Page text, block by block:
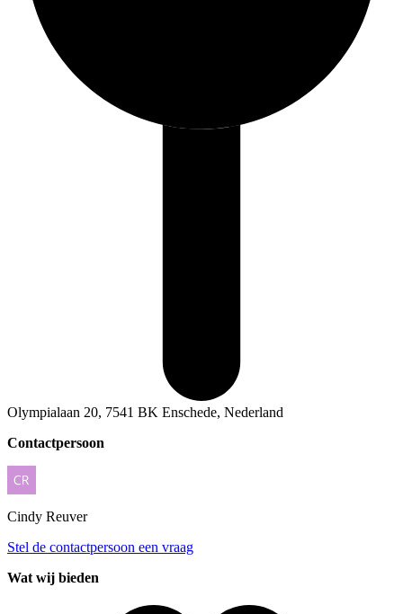
Olympialaan 20, 7541 BK Enschede, Nederland
Contactpersoon
Cindy Reuver
Stel de contactpersoon een vraag
Wat wij bieden